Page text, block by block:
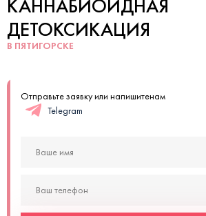
КАННАБИОИДНАЯ
ДЕТОКСИКАЦИЯ
В ПЯТИГОРСКЕ
Отправьте заявку или напишитенам
Telegram